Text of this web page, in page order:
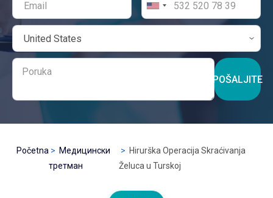
POŠALJITE
Početna
Медицински
третман
Hirurška Operacija Skraćivanja
Želuca u Turskoj